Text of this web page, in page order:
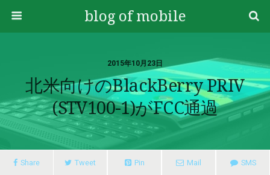
blog of mobile
2015年10月23日
北米向けのBlackBerry PRIV
(STV100-1)がFCC通過
Share Tweet Pin Mail SMS